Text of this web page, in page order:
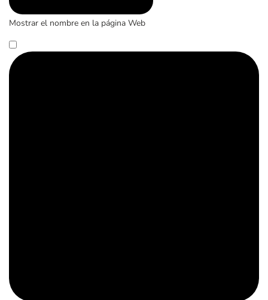
Mostrar el nombre en la página Web